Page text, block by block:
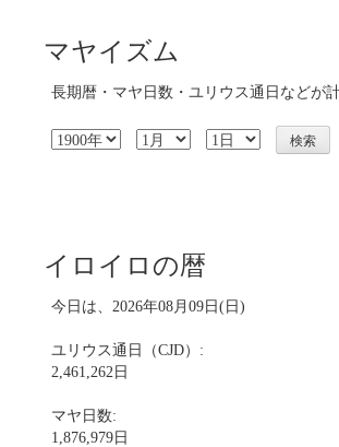
マヤイズム
長期暦・マヤ日数・ユリウス通日などが
イロイロの暦
今日は、2026年08月09日(日)
ユリウス通日（CJD）:
2,461,262日
マヤ日数:
1,876,979日